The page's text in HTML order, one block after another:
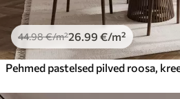
44.98€/m²26 .99 €/m²